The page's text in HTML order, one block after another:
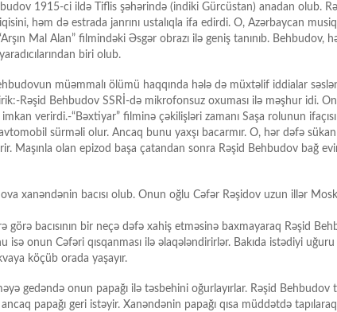
1915-ci ildə Tiflis şəhərində (indiki Gürcüstan) anadan olub.
həm də estrada janrını ustalıqla ifa edirdi. O, Azərbaycan
Mal Alan” filmindəki Əsgər obrazı ilə geniş tanınıb. Behbudov,
biri olub.
müəmmalı ölümü haqqında hələ də müxtəlif iddialar
Rəşid Behbudov SSRİ-də mikrofonsuz oxuması ilə məşhur idi.
verirdi.-“Bəxtiyar” filminə çəkilişləri zamanı Saşa rolunun
sürməli olur. Ancaq bunu yaxşı bacarmır. O, hər dəfə sükan
Maşınla olan epizod başa çatandan sonra Rəşid Behbudov bağ
xanəndənin bacısı olub. Onun oğlu Cəfər Rəşidov uzun illər
görə bacısının bir neçə dəfə xahiş etməsinə baxmayaraq Rəşid
isə onun Cəfəri qısqanması ilə əlaqələndirirlər. Bakıda istədiyi
köçüb orada yaşayır.
gedəndə onun papağı ilə təsbehini oğurlayırlar. Rəşid Behbudov
ancaq papağı geri istəyir. Xanəndənin papağı qısa müddətdə